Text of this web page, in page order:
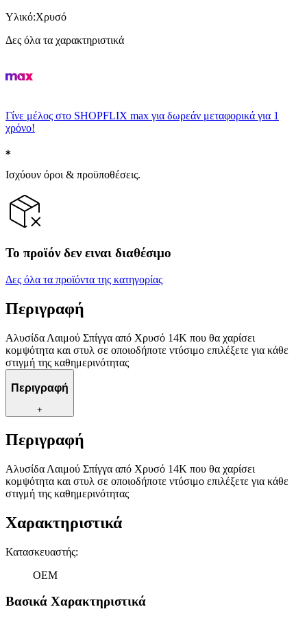
Υλικό:Χρυσό
Δες όλα τα χαρακτηριστικά
Γίνε μέλος στο SHOPFLIX max για δωρεάν μεταφορικά για 1
χρόνο!
Ισχύουν όροι & προϋποθέσεις.
Το προϊόν δεν ειναι διαθέσιμο
Δες όλα τα προϊόντα της κατηγορίας
Περιγραφή
Αλυσίδα Λαιμού Σπίγγα από Χρυσό 14Κ που θα χαρίσει
κομψότητα και στυλ σε οποιοδήποτε ντύσιμο επιλέξετε για κάθε
στιγμή της καθημερινότητας
Περιγραφή
+
Περιγραφή
Αλυσίδα Λαιμού Σπίγγα από Χρυσό 14Κ που θα χαρίσει
κομψότητα και στυλ σε οποιοδήποτε ντύσιμο επιλέξετε για κάθε
στιγμή της καθημερινότητας
Χαρακτηριστικά
Κατασκευαστής:
OEM
Βασικά Χαρακτηριστικά